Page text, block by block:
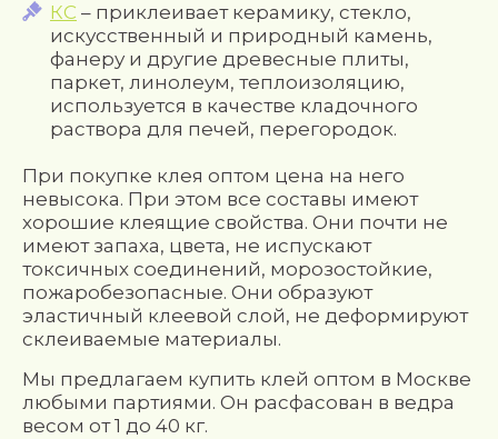
КС – приклеивает керамику, стекло,
искусственный и природный камень,
фанеру и другие древесные плиты,
паркет, линолеум, теплоизоляцию,
используется в качестве кладочного
раствора для печей, перегородок.
При покупке клея оптом цена на него
невысока. При этом все составы имеют
хорошие клеящие свойства. Они почти не
имеют запаха, цвета, не испускают
токсичных соединений, морозостойкие,
пожаробезопасные. Они образуют
эластичный клеевой слой, не деформируют
склеиваемые материалы.
Мы предлагаем купить клей оптом в Москве
любыми партиями. Он расфасован в ведра
весом от 1 до 40 кг.